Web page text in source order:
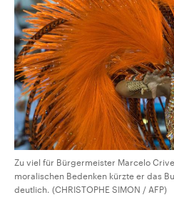
Zu viel für Bürgermeister Marcelo
moralischen Bedenken kürzte er das
deutlich. (CHRISTOPHE SIMON / AFP)